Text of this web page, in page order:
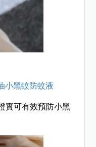
小黑蚊防蚊液
實可有效預防小黑